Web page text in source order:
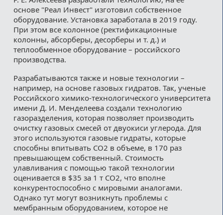
основе "Реал Инвест" изготовил собственное
оборудование. Установка заработала в 2019 году.
При этом все колонное (ректификационные
колонны, абсорберы, десорберы и т. д.) и
теплообменное оборудование – российского
производства.
Разрабатываются также и новые технологии –
например, на основе газовых гидратов. Так, ученые
Российского химико-технологического университета
имени Д. И. Менделеева создали технологию
газоразделения, которая позволяет производить
очистку газовых смесей от двуокиси углерода. Для
этого используются газовые гидраты, которые
способны впитывать CO2 в объеме, в 170 раз
превышающем собственный. Стоимость
улавливания с помощью такой технологии
оценивается в $35 за 1 т СО2, что вполне
конкурентоспособно с мировыми аналогами.
Однако тут могут возникнуть проблемы с
мембранным оборудованием, которое не